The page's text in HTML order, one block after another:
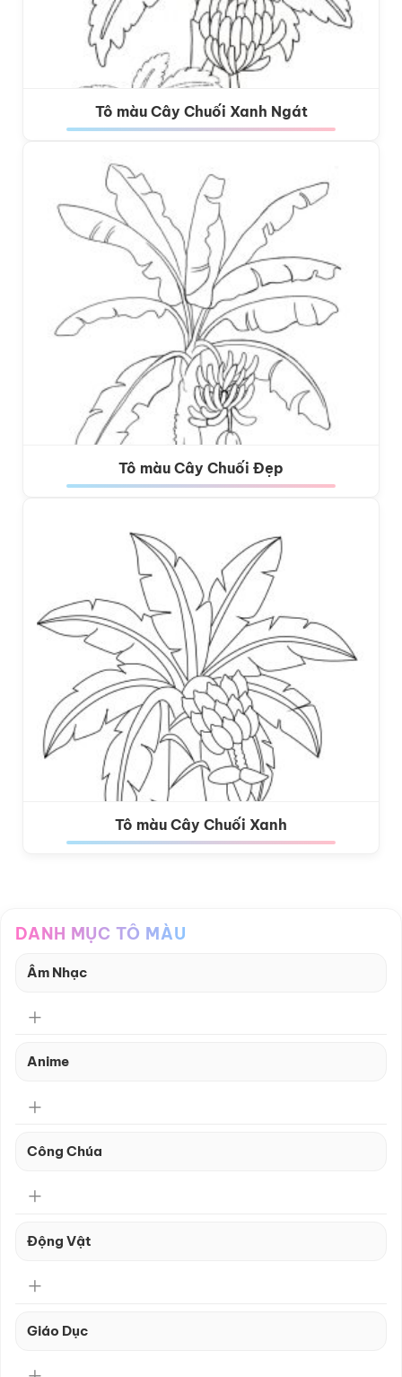
Tô màu Cây Chuối Xanh Ngát
Tô màu Cây Chuối Đẹp
Tô màu Cây Chuối Xanh
DANH MỤC TÔ MÀU
Âm Nhạc
Anime
Công Chúa
Động Vật
Giáo Dục